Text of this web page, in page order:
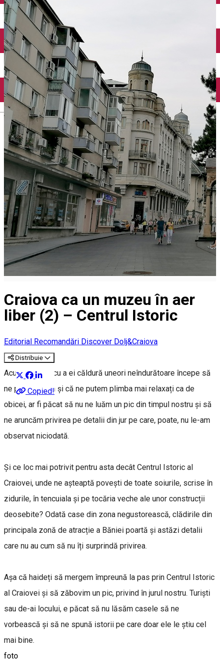
English
Închirieri auto
Închirieri biciclete
Taxi
Încărcare vehicule electrice
Craiova ca un muzeu în aer
liber (2) – Centrul Istoric
Editorial Recomandări Discover Dolj&Craiova
Distribuie
Copied!
Acum, că vara cu a ei căldură uneori neîndurătoare începe să
ne părăsească și că ne putem plimba mai relaxați ca de
obicei, ar fi păcat să nu ne luăm un pic din timpul nostru și să
ne aruncăm privirea pe detalii din jur pe care, poate, nu le-am
observat niciodată.
Și ce loc mai potrivit pentru asta decât Centrul Istoric al
Craiovei, unde ne așteaptă povești de toate soiurile, scrise în
zidurile, în tencuiala și pe tocăria veche ale unor construcții
deosebite? Odată case din zona negustorească, clădirile din
principala zonă de atracție a Băniei poartă și astăzi detalii
care nu au cum să nu îți surprindă privirea.
Așa că haideți să mergem împreună la pas prin Centrul Istoric
al Craiovei și să zăbovim un pic, privind în jurul nostru. Turiști
sau de-ai locului, e păcat să nu lăsăm casele să ne
vorbească și să ne spună istorii pe care doar ele le știu cel
mai bine.
foto